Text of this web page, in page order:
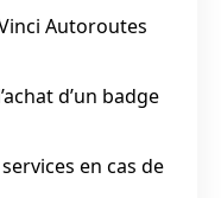
Autoroutes
d’un badge
en cas de